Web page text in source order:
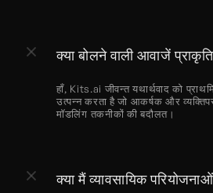
क्या बोलने वाली आवाजें
हाँ, Kits.ai जीवन्त यथार्थवाद को
उत्पन्न करता है जो आकर्षक और
मॉडलिंग तकनीकों की बदौलत।
क्या मैं व्यावसायिक